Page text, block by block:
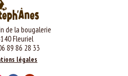
de la bougalerie
Fleuriel
89 86 28 33
légales